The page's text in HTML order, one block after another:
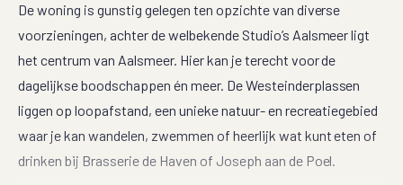
De woning is gunstig gelegen ten opzichte van diverse
voorzieningen, achter de welbekende Studio’s Aalsmeer ligt
het centrum van Aalsmeer. Hier kan je terecht voor de
dagelijkse boodschappen én meer. De Westeinderplassen
liggen op loopafstand, een unieke natuur- en recreatiegebied
waar je kan wandelen, zwemmen of heerlijk wat kunt eten of
drinken bij Brasserie de Haven of Joseph aan de Poel.